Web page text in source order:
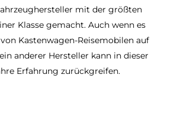
mit der größten
Klasse gemacht. Auch wenn es
Kastenwagen-Reisemobilen auf
anderer Hersteller kann in dieser
Erfahrung zurückgreifen.